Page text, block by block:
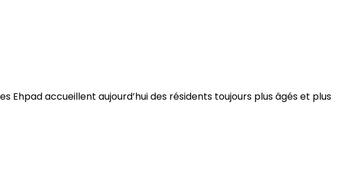
accueillent aujourd’hui des résidents toujours plus âgés et plus